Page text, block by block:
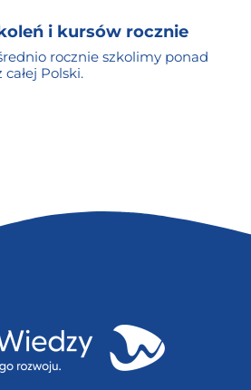
i kursów rocznie
rocznie szkolimy ponad
Polski.